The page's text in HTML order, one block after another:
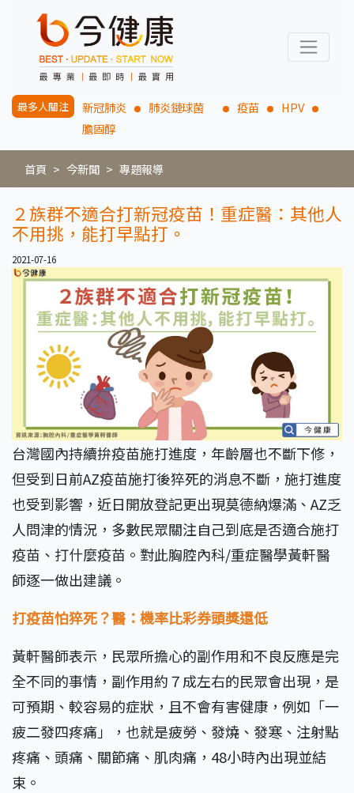
最多人關注 新冠肺炎 肺炎鏈球菌 疫苗
HPV
膽固醇
首頁 今新聞 專題報導
２族群不適合打新冠疫苗！重症醫：其他人
不用挑，能打早點打。
2021-07-16
台灣國內持續拚疫苗施打進度，年齡層也不斷下修，
但受到日前AZ疫苗施打後猝死的消息不斷，施打進度
也受到影響，近日開放登記更出現莫德納爆滿、AZ乏
人問津的情況，多數民眾關注自己到底是否適合施打
疫苗、打什麼疫苗。對此胸腔內科/重症醫學黃軒醫
師逐一做出建議。
打疫苗怕猝死？醫：機率比彩券頭獎還低
黃軒醫師表示，民眾所擔心的副作用和不良反應是完
全不同的事情，副作用約７成左右的民眾會出現，是
可預期、較容易的症狀，且不會有害健康，例如「一
疲二發四疼痛」，也就是疲勞、發燒、發寒、注射點
疼痛、頭痛、關節痛、肌肉痛，48小時內出現並結
束。